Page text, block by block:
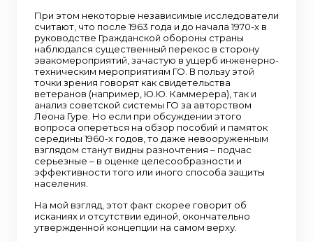
При этом некоторые независимые исследователи
считают, что после 1963 года и до начала 1970-х в
руководстве Гражданской обороны страны
наблюдался существенный перекос в сторону
эвакомероприятий, зачастую в ущерб инженерно-
техническим мероприятиям ГО. В пользу этой
точки зрения говорят как свидетельства
ветеранов (например, Ю.Ю. Каммерера), так и
анализ советской системы ГО за авторством
Леона Гуре. Но если при обсуждении этого
вопроса опереться на обзор пособий и памяток
середины 1960-х годов, то даже невооруженным
взглядом станут видны разночтения – подчас
серьезные – в оценке целесообразности и
эффективности того или иного способа защиты
населения.
На мой взгляд, этот факт скорее говорит об
исканиях и отсутствии единой, окончательно
утвержденной концепции на самом верху.